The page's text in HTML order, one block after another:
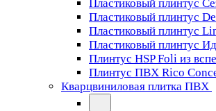
Пластиковый плинтус
Пластиковый плинтус
Пластиковый плинтус
Пластиковый плинтус
Плинтус HSP Foli из
Плинтус ПВХ Rico
Кварцвиниловая плитка ПВХ